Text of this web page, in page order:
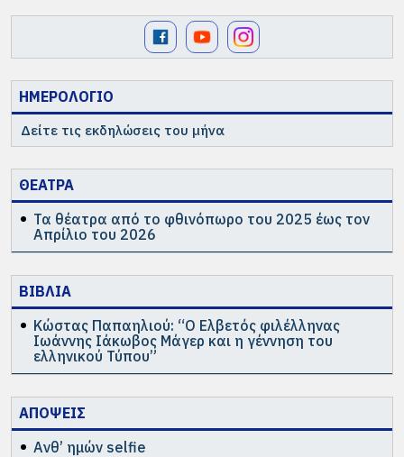
ΗΜΕΡΟΛΟΓΙΟ
Δείτε τις εκδηλώσεις του μήνα
ΘΕΑΤΡΑ
Τα θέατρα από το φθινόπωρο του 2025 έως τον
Απρίλιο του 2026
ΒΙΒΛΙΑ
Κώστας Παπαηλιού: “Ο Ελβετός φιλέλληνας
Ιωάννης Ιάκωβος Μάγερ και η γέννηση του
ελληνικού Τύπου”
ΑΠΟΨΕΙΣ
Ανθ’ ημών selfie